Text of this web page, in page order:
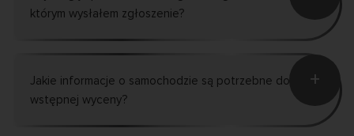
którym wysłałem zgłoszenie?
Jakie informacje o samochodzie są potrzebne do
wstępnej wyceny?
+